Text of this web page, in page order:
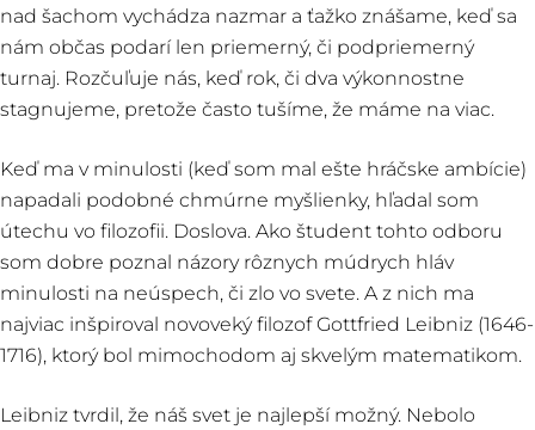
nad šachom vychádza nazmar a ťažko znášame, keď sa
nám občas podarí len priemerný, či podpriemerný
turnaj. Rozčuľuje nás, keď rok, či dva výkonnostne
stagnujeme, pretože často tušíme, že máme na viac.
Keď ma v minulosti (keď som mal ešte hráčske ambície)
napadali podobné chmúrne myšlienky, hľadal som
útechu vo filozofii. Doslova. Ako študent tohto odboru
som dobre poznal názory rôznych múdrych hláv
minulosti na neúspech, či zlo vo svete. A z nich ma
najviac inšpiroval novoveký filozof Gottfried Leibniz (1646-
1716), ktorý bol mimochodom aj skvelým matematikom.
Leibniz tvrdil, že náš svet je najlepší možný. Nebolo